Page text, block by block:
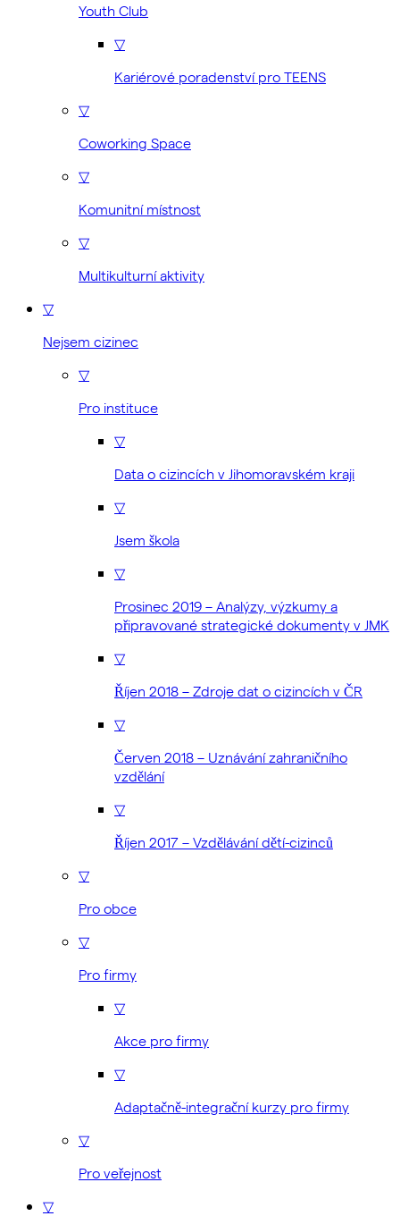
Youth Club
▽
Kariérové poradenství pro TEENS
▽
Coworking Space
▽
Komunitní místnost
▽
Multikulturní aktivity
▽
Nejsem cizinec
▽
Pro instituce
▽
Data o cizincích v Jihomoravském kraji
▽
Jsem škola
▽
Prosinec 2019 – Analýzy, výzkumy a
připravované strategické dokumenty v JMK
▽
Říjen 2018 – Zdroje dat o cizincích v ČR
▽
Červen 2018 – Uznávání zahraničního
vzdělání
▽
Říjen 2017 – Vzdělávání dětí-cizinců
▽
Pro obce
▽
Pro firmy
▽
Akce pro firmy
▽
Adaptačně-integrační kurzy pro firmy
▽
Pro veřejnost
▽